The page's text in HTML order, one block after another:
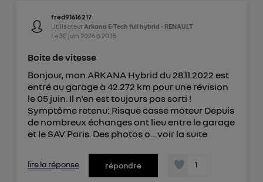
fred91616217
Utilisateur Arkana E-Tech full hybrid - RENAULT
Le 30 juin 2026à 20:15
Boite de vitesse
Bonjour, mon ARKANA Hybrid du 28.11.2022 est
entré au garage à 42.272 km pour une révision
le 05 juin. Il n'en est toujours pas sorti !
Symptôme retenu: Risque casse moteur Depuis
de nombreux échanges ont lieu entre le garage
et le SAV Paris. Des photos o... voir la suite
lire la réponse répondre 1